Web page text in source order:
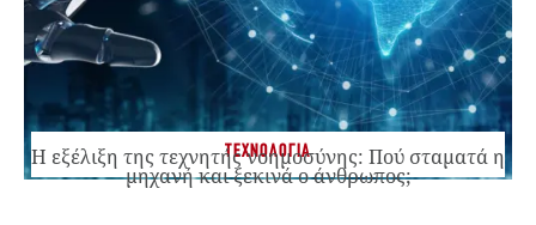
ΤΕΧΝΟΛΟΓΙΑ
Η εξέλιξη της τεχνητής νοημοσύνης: Πού σταματά η
μηχανή και ξεκινά ο άνθρωπος;